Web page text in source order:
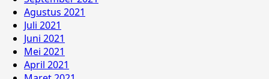
Agustus 2021
Juli 2021
Juni 2021
Mei 2021
April 2021